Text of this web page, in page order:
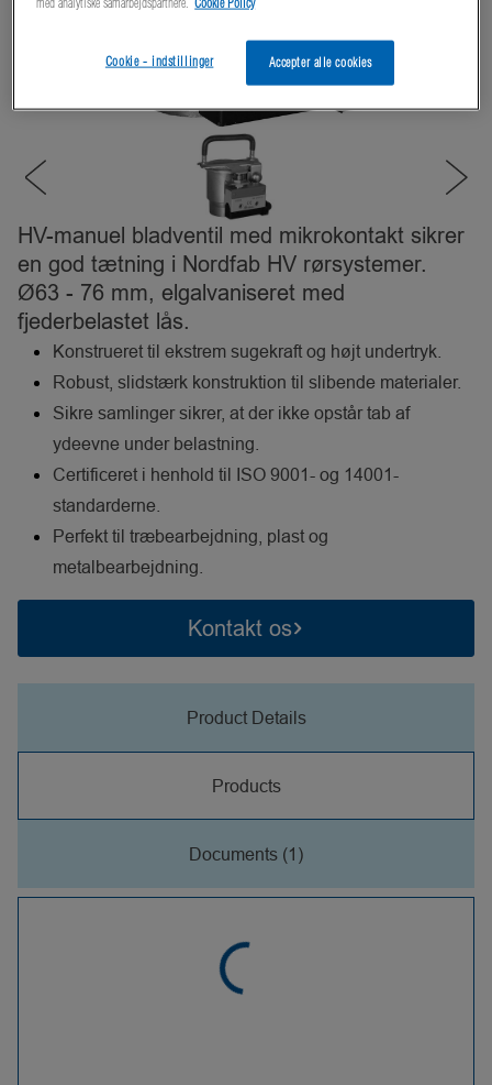
HV-manuel bladventil med mikrokontakt sikrer
en god tætning i Nordfab HV rørsystemer.
Ø63 - 76 mm, elgalvaniseret med
fjederbelastet lås.
Konstrueret til ekstrem sugekraft og højt undertryk.
Robust, slidstærk konstruktion til slibende materialer.
Sikre samlinger sikrer, at der ikke opstår tab af
ydeevne under belastning.
Certificeret i henhold til ISO 9001- og 14001-
standarderne.
Perfekt til træbearbejdning, plast og
metalbearbejdning.
Kontakt os
Product Details
Products
Documents (1)
Accepter alle cookies
Cookie - indstillinger